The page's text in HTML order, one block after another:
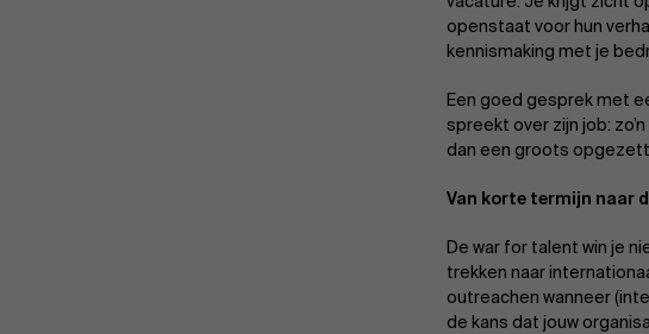
openstaat voor hun
kennismaking met je
Een goed gesprek met
spreekt over zijn job:
dan een groots
Van korte termijn naar
De war for talent win je
trekken naar
outreachen wanneer
de kans dat jouw